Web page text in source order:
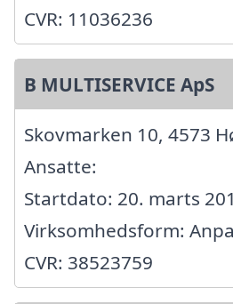
CVR: 11036236
B MULTISERVICE ApS
Skovmarken 10, 4573
Ansatte:
Startdato: 20. marts
Virksomhedsform:
CVR: 38523759